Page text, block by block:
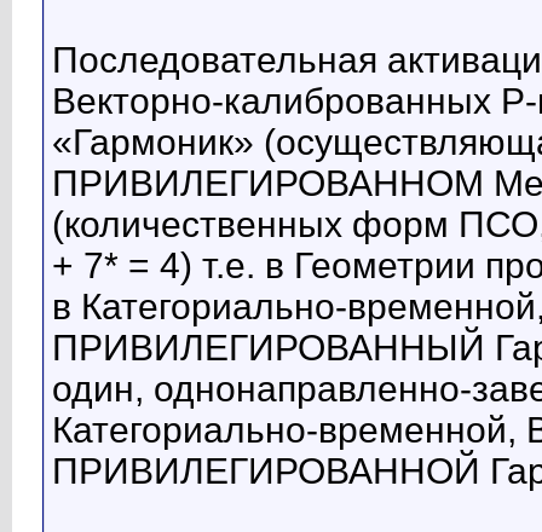
Последовательная
Векторно-
«Гармоник»
ПРИВИЛЕГИРОВАННОМ
(количественных форм
+ 7* = 4) т.е. в Геометрии
в Категориально-
ПРИВИЛЕГИРОВАННЫЙ
один, однонаправленно-
Категориально-временной,
ПРИВИЛЕГИРОВАННОЙ